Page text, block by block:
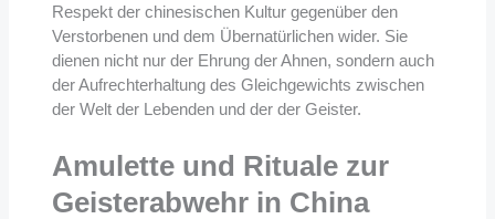
Respekt der chinesischen Kultur gegenüber den
Verstorbenen und dem Übernatürlichen wider. Sie
dienen nicht nur der Ehrung der Ahnen, sondern auch
der Aufrechterhaltung des Gleichgewichts zwischen
der Welt der Lebenden und der der Geister.
Amulette und Rituale zur
Geisterabwehr in China